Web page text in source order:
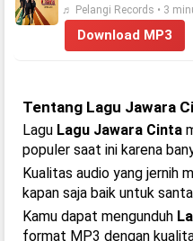
♬ Pelangi Records • 3
Download MP3
Tentang Lagu Jawara
Lagu Lagu Jawara Cinta
populer saat ini karena
Kualitas audio yang jernih
kapan saja baik untuk
Kamu dapat mengunduh
format MP3 dengan